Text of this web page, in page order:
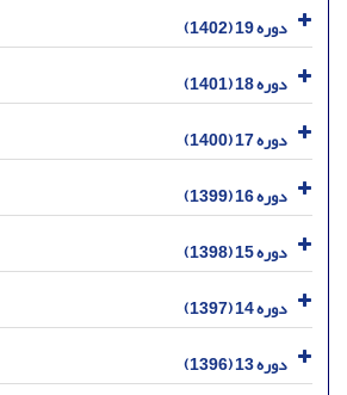
دوره 19 (1402)
دوره 18 (1401)
دوره 17 (1400)
دوره 16 (1399)
دوره 15 (1398)
دوره 14 (1397)
دوره 13 (1396)